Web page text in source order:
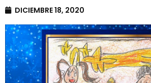
DICIEMBRE 18, 2020